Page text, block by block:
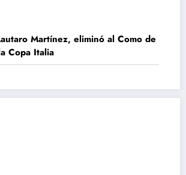
Martínez, eliminó al Como de
Copa Italia